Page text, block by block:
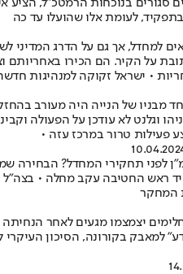
סגורים בנוכחות הרמטכ"ל,
לעומת אלו שהועלו עד כה
למחדל, אך גם על הדרג המדיני
על הקיר. הם הכירו באחריותם
• ישראל זקוקה למנהיגות
מבניו של הנייה היה מעורב
וגלנט לא עודכן על הפעולה
פעילות טרור במרכז עזה •
לפני תחקירי המחדל? הבחירה
המחקר
יצמצמו מגעים לאחר
למאבק בקורונה, הסיכון